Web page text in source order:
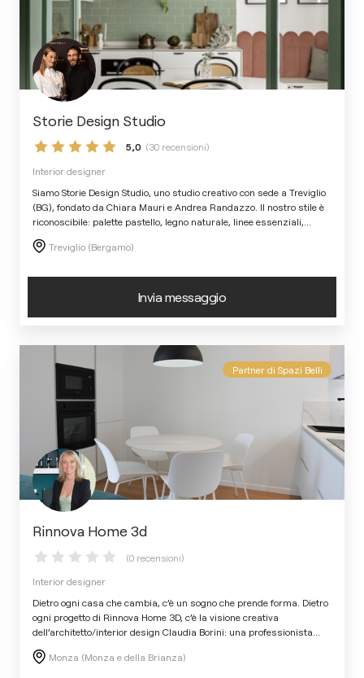
Storie Design Studio
5,0 (30 recensioni)
Interior designer
Siamo Storie Design Studio, uno studio creativo con sede a Treviglio
(BG), fondato da Chiara Mauri e Andrea Randazzo. Il nostro stile è
riconoscibile: palette pastello, legno naturale, linee essenziali,
Treviglio (Bergamo)
Invia messaggio
Partner di Spazi Belli
Rinnova Home 3d
(0 recensioni)
Interior designer
Dietro ogni casa che cambia, c’è un sogno che prende forma. Dietro
ogni progetto di Rinnova Home 3D, c’è la visione creativa
dell’architetto/interior design Claudia Borini: una professionista
Monza (Monza e della Brianza)